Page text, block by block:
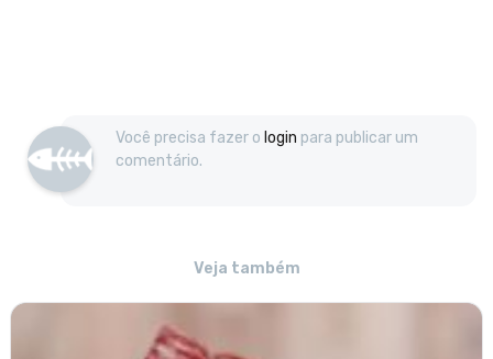
Você precisa fazer o login para publicar um
comentário.
Veja também